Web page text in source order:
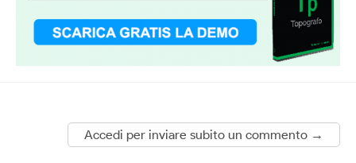
Accedi per inviare subito un commento →